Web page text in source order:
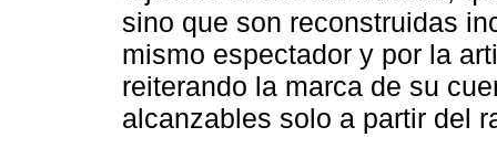
sino que son reconstruidas
mismo espectador y por la
reiterando la marca de su
alcanzables solo a partir del